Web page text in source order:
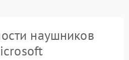
наушников